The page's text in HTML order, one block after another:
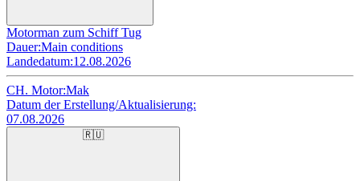
Motorman zum Schiff Tug
Dauer:Main conditions
Landedatum:12.08.2026
CH. Motor:Mak
Datum der Erstellung/Aktualisierung:
07.08.2026
🇷🇺